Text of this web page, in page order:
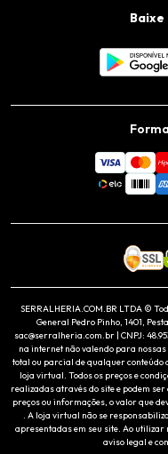
SERRALHERIA.COM.BR LTDA ©
General Pedro Pinho, 1401,
sac@serralheria.com.br | CNPJ:
na internet não valendo para
total ou parcial de qualquer conteúdo
loja virtual. Todos os preços e
realizadas através do site e podem
preços ou informações, o valor que
. A loja virtual não se
apresentadas em seu site. Ao utilizar
aviso legal e